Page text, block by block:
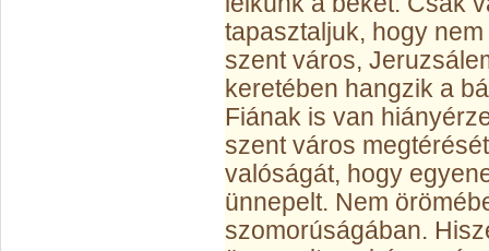
tapasztaljuk, hogy
szent város,
keretében hangzik a
Fiának is van
szent város
valóságát, hogy
ünnepelt. Nem
szomorúságában.